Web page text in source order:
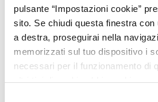
pulsante “Impostazioni cookie”
sito. Se chiudi questa finestra
a destra, proseguirai nella
memorizzati sul tuo dispositivo i
necessari per il funzionamento di
Festa della